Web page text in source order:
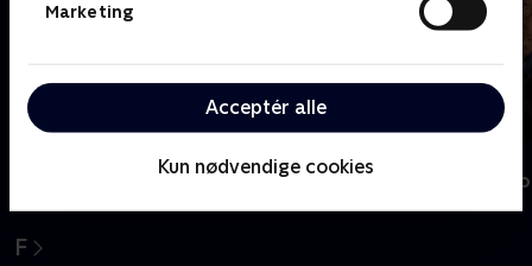
Marketing
Acceptér alle
Kun nødvendige cookies
En sag for
F